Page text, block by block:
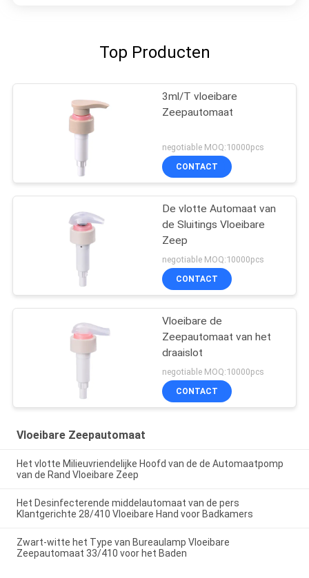
Top Producten
3ml/T vloeibare
Zeepautomaat
negotiable MOQ:10000pcs
CONTACT
De vlotte Automaat van
de Sluitings Vloeibare
Zeep
negotiable MOQ:10000pcs
CONTACT
Vloeibare de
Zeepautomaat van het
draaislot
negotiable MOQ:10000pcs
CONTACT
Vloeibare Zeepautomaat
Het vlotte Milieuvriendelijke Hoofd van de de Automaatpomp
van de Rand Vloeibare Zeep
Het Desinfecterende middelautomaat van de pers
Klantgerichte 28/410 Vloeibare Hand voor Badkamers
Zwart-witte het Type van Bureaulamp Vloeibare
Zeepautomaat 33/410 voor het Baden